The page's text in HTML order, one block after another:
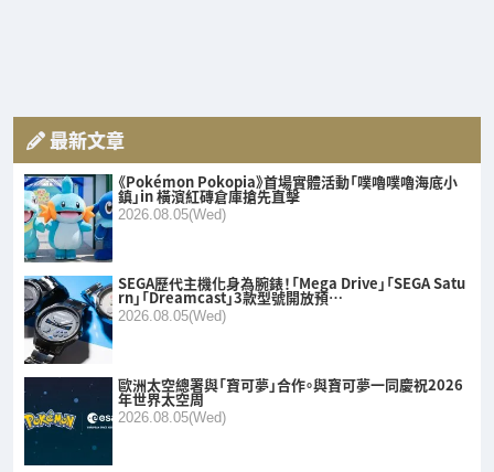
最新文章
《Pokémon Pokopia》首場實體活動「噗嚕噗嚕海底小
鎮」in 橫濱紅磚倉庫搶先直擊
2026.08.05(Wed)
SEGA歷代主機化身為腕錶！「Mega Drive」「SEGA Satu
rn」「Dreamcast」3款型號開放預…
2026.08.05(Wed)
歐洲太空總署與「寶可夢」合作。與寶可夢一同慶祝2026
年世界太空周
2026.08.05(Wed)